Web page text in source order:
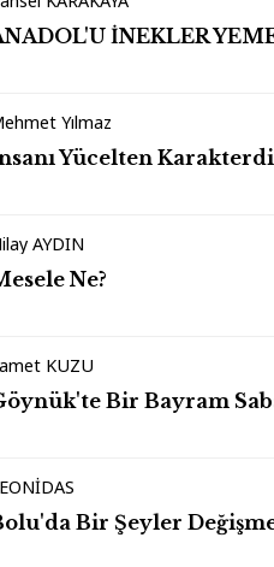
İNEKLER
Yılmaz
Yücelten
AYDIN
Ne?
KUZU
Bir Bayram
Bir Şeyler